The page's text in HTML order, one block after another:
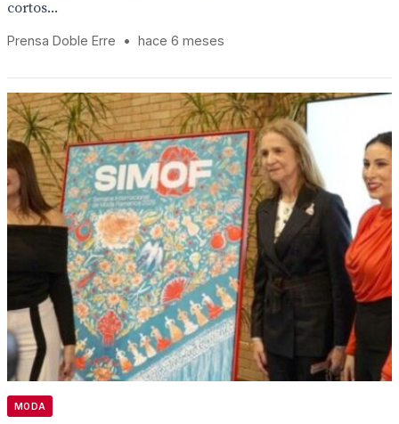
cortos...
Prensa Doble Erre • hace 6 meses
MODA